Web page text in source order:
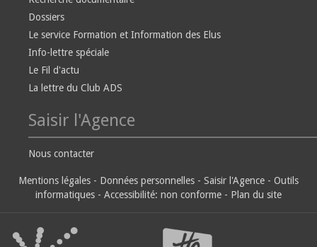
Dossiers
Le service Formation et Information des Elus
Info-lettre spéciale
Le Fil d'actu
La lettre du Club ADS
Saisir l'Agence
Nous contacter
Mentions légales - Données personnelles - Saisir l'Agence - Outils
informatiques - Accessibilité: non conforme - Plan du site